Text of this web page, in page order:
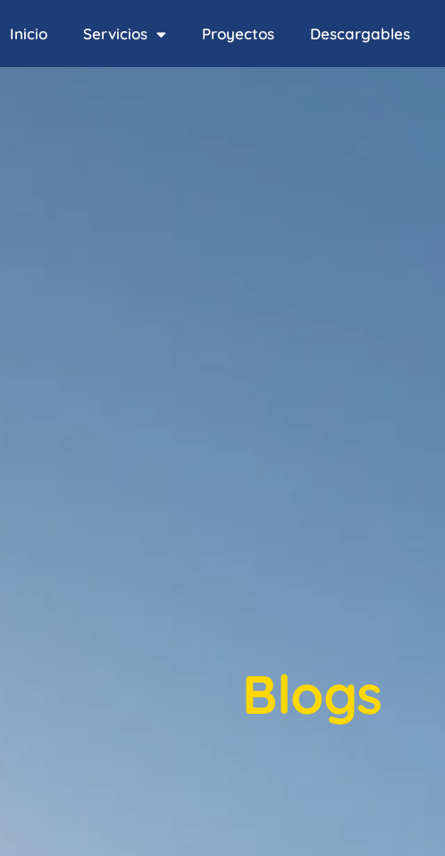
Inicio Servicios Proyectos Descargables
Blogs